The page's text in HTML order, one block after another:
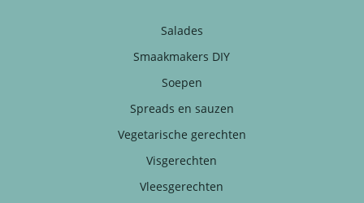
Salades
Smaakmakers DIY
Soepen
Spreads en sauzen
Vegetarische gerechten
Visgerechten
Vleesgerechten